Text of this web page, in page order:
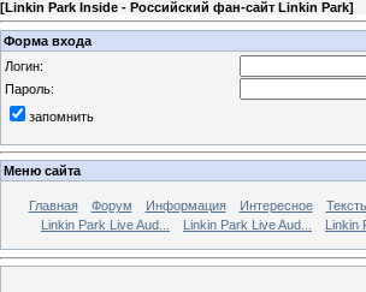
[Linkin Park Inside - Российский фан-сайт Linkin Park]
Форма входа
Логин:
Пароль:
запомнить
Меню сайта
Главная Форум Информация Интересное
Linkin Park Live Aud...
Linkin Park Live Aud... Linkin